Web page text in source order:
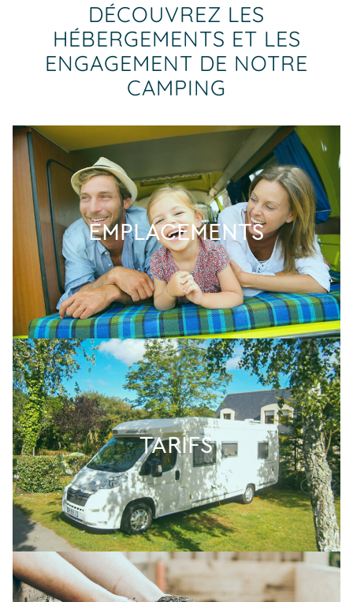
DÉCOUVREZ LES
HÉBERGEMENTS ET LES
ENGAGEMENT DE NOTRE
CAMPING
EMPLACEMENTS
TARIFS